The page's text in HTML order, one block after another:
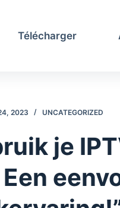
Télécharger
2023 UNCATEGORIZED
je